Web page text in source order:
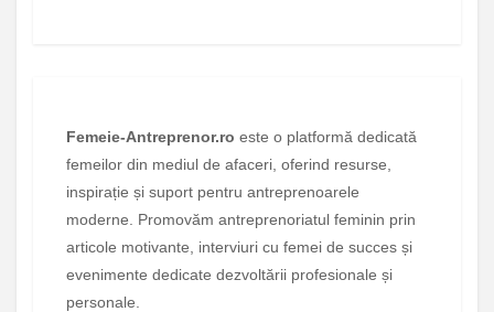
Femeie-Antreprenor.ro este o platformă dedicată
femeilor din mediul de afaceri, oferind resurse,
inspirație și suport pentru antreprenoarele
moderne. Promovăm antreprenoriatul feminin prin
articole motivante, interviuri cu femei de succes și
evenimente dedicate dezvoltării profesionale și
personale.